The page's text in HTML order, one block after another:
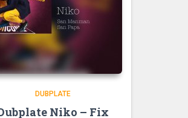
DUBPLATE
Niko – Fix